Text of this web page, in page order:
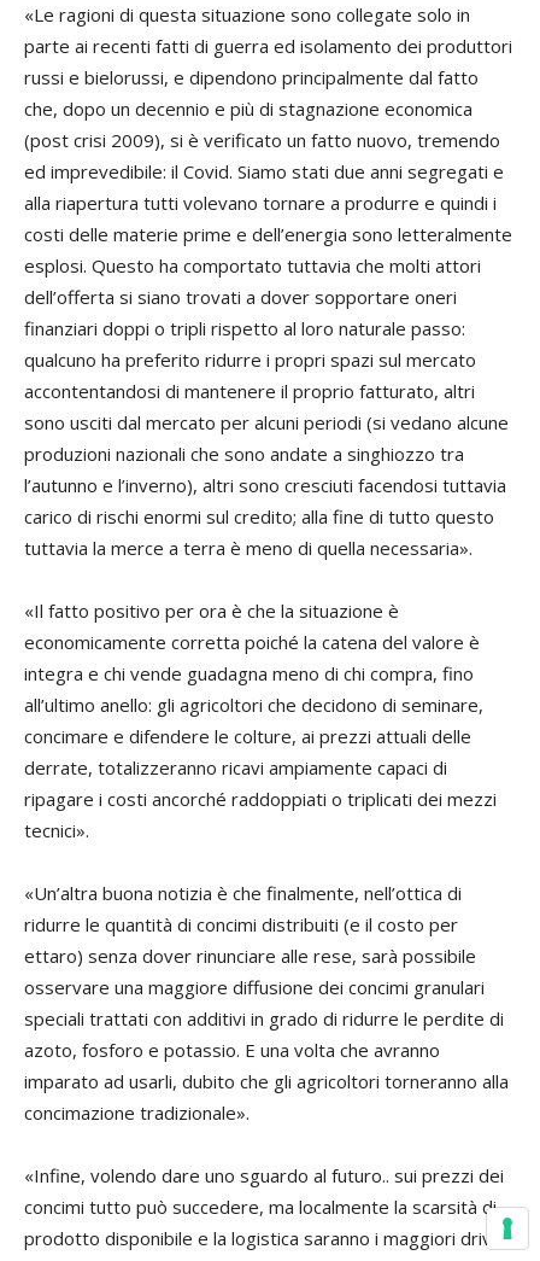
«Le ragioni di questa situazione sono collegate solo in
parte ai recenti fatti di guerra ed isolamento dei produttori
russi e bielorussi, e dipendono principalmente dal fatto
che, dopo un decennio e più di stagnazione economica
(post crisi 2009), si è verificato un fatto nuovo, tremendo
ed imprevedibile: il Covid. Siamo stati due anni segregati e
alla riapertura tutti volevano tornare a produrre e quindi i
costi delle materie prime e dell’energia sono letteralmente
esplosi. Questo ha comportato tuttavia che molti attori
dell’offerta si siano trovati a dover sopportare oneri
finanziari doppi o tripli rispetto al loro naturale passo:
qualcuno ha preferito ridurre i propri spazi sul mercato
accontentandosi di mantenere il proprio fatturato, altri
sono usciti dal mercato per alcuni periodi (si vedano alcune
produzioni nazionali che sono andate a singhiozzo tra
l’autunno e l’inverno), altri sono cresciuti facendosi tuttavia
carico di rischi enormi sul credito; alla fine di tutto questo
tuttavia la merce a terra è meno di quella necessaria».
«Il fatto positivo per ora è che la situazione è
economicamente corretta poiché la catena del valore è
integra e chi vende guadagna meno di chi compra, fino
all’ultimo anello: gli agricoltori che decidono di seminare,
concimare e difendere le colture, ai prezzi attuali delle
derrate, totalizzeranno ricavi ampiamente capaci di
ripagare i costi ancorché raddoppiati o triplicati dei mezzi
tecnici».
«Un’altra buona notizia è che finalmente, nell’ottica di
ridurre le quantità di concimi distribuiti (e il costo per
ettaro) senza dover rinunciare alle rese, sarà possibile
osservare una maggiore diffusione dei concimi granulari
speciali trattati con additivi in grado di ridurre le perdite di
azoto, fosforo e potassio. E una volta che avranno
imparato ad usarli, dubito che gli agricoltori torneranno alla
concimazione tradizionale».
«Infine, volendo dare uno sguardo al futuro.. sui prezzi dei
concimi tutto può succedere, ma localmente la scarsità di
prodotto disponibile e la logistica saranno i maggiori driver